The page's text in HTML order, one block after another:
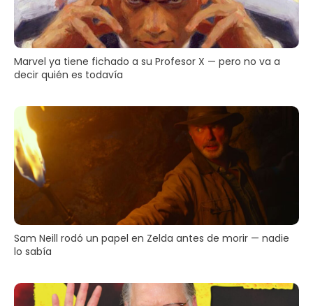
Marvel ya tiene fichado a su Profesor X — pero no va a
decir quién es todavía
Sam Neill rodó un papel en Zelda antes de morir — nadie
lo sabía